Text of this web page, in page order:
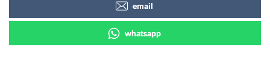
email
whatsapp